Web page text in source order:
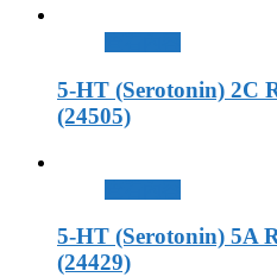
5-HT (Serotonin) 2C
(24505)
5-HT (Serotonin) 5A
(24429)